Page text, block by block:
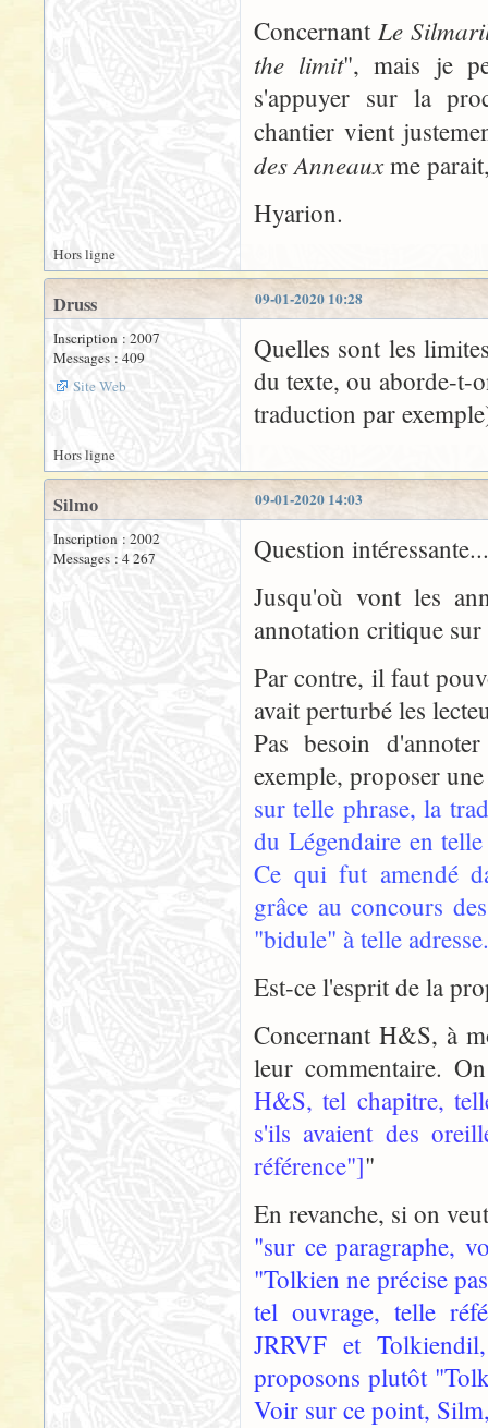
Concernant Le
the limit", mais je
s'appuyer sur la
chantier vient
des Anneauxme
Hyarion.
Hors ligne
09-01-2020 10:28
Druss
Inscription : 2007
Messages : 409
Site Web
Quelles sont les
du texte, ou aborde-t-
traduction par
Hors ligne
09-01-2020 14:03
Silmo
Inscription : 2002
Messages : 4 267
Question intéressante...
Jusqu'où vont les
annotation critique
Par contre, il faut
avait perturbé les
Pas besoin
exemple, proposer
sur telle phrase, la
du Légendaire en
Ce qui fut amendé
grâce au concours
"bidule" à telle
Est-ce l'esprit de la
Concernant H&S, à
leur commentaire.
H&S, tel chapitre,
s'ils avaient des
référence"]"
En revanche, si on
"sur ce paragraphe,
"Tolkien ne précise
tel ouvrage, telle
JRRVF et
proposons plutôt
Voir sur ce point,